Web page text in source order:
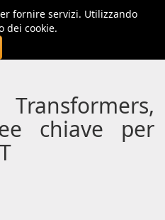
fornire servizi. Utilizzando
dei cookie.
chiave per